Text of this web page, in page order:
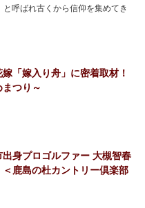
呼ばれ古くから信仰を集めてき
嫁「嫁入り舟」に密着取材！
まつり～
出身プロゴルファー 大槻智春
鹿島の杜カントリー倶楽部